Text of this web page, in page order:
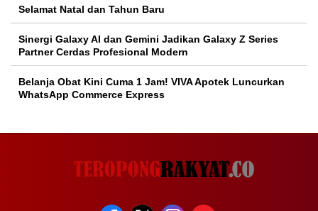
Selamat Natal dan Tahun Baru
Sinergi Galaxy AI dan Gemini Jadikan Galaxy Z Series
Partner Cerdas Profesional Modern
Belanja Obat Kini Cuma 1 Jam! VIVA Apotek Luncurkan
WhatsApp Commerce Express